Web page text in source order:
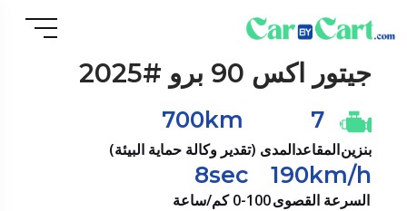
جيتور اكس 90 برو #2025
بنزين
7
المقاعد
700km
المدى (تقدير وكالة حماية البيئة)
190km/h
السرعة القصوى
8sec
0-100 كم/ساعة